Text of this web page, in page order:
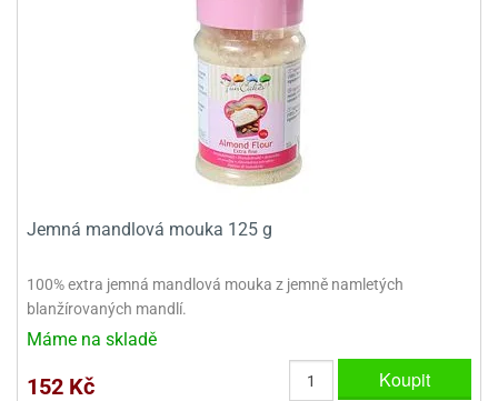
Jemná mandlová mouka 125 g
100% extra jemná mandlová mouka z jemně namletých
blanžírovaných mandlí.
Máme na skladě
152 Kč Koupit